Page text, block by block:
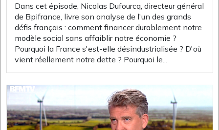
Dans cet épisode, Nicolas Dufourcq, directeur général
de Bpifrance, livre son analyse de l'un des grands
défis français : comment financer durablement notre
modèle social sans affaiblir notre économie ?
Pourquoi la France s'est-elle désindustrialisée ? D'où
vient réellement notre dette ? Pourquoi le...